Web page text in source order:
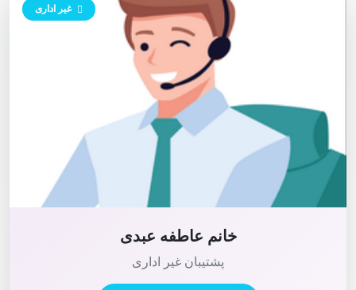
غیر اداری
خانم عاطفه عبدی
پشتیبان غیر اداری